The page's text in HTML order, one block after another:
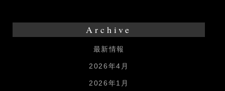
Archive
最新情報
2026年4月
2026年1月